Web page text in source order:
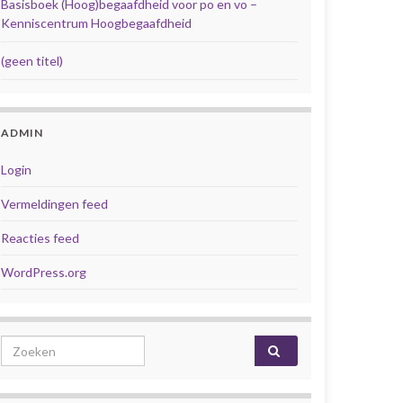
Basisboek (Hoog)begaafdheid voor po en vo –
Kenniscentrum Hoogbegaafdheid
(geen titel)
ADMIN
Login
Vermeldingen feed
Reacties feed
WordPress.org
Search for: